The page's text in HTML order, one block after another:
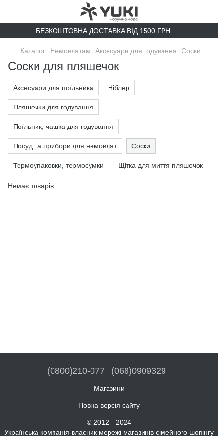
БЕЗКОШТОВНА ДОСТАВКА ВІД 1500 ГРН
Каталог Немовлятам Аксесуари для годування Соски
Cоски для пляшечок
Аксесуари для поїльника Ніблер
Пляшечки для годування
Поїльник, чашка для годування
Посуд та прибори для немовлят Соски
Термоупаковки, термосумки Щітка для миття пляшечок
Немає товарів
(0800)210-077 (068)0909329
Магазини
Повна версія сайту
© 2012—2024
Українська компанія-власник мережі магазинів сімейного шопінгу